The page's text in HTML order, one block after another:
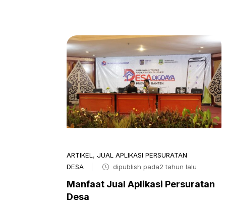
ARTIKEL , JUAL APLIKASI PERSURATAN
DESA
dipublish pada2 tahun lalu
Manfaat Jual Aplikasi Persuratan
Desa